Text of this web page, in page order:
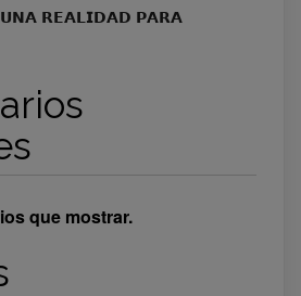
𝗥𝗘𝗔𝗟𝗜𝗗𝗔𝗗 𝗣𝗔𝗥𝗔
que mostrar.